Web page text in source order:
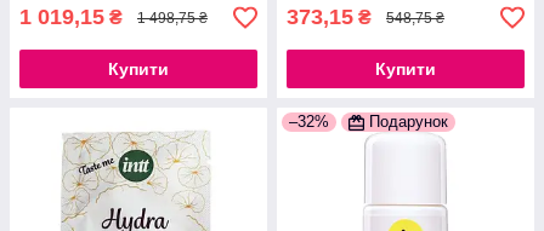
1 019,15 ₴ 1 498,75 ₴
Купити
373,15 ₴ 548,75 ₴
Купити
–32% Подарунок